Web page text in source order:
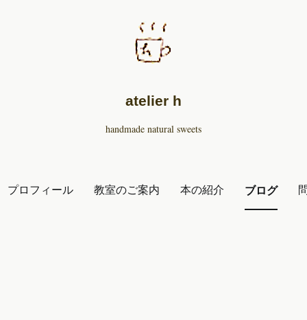
atelier h
handmade natural sweets
プロフィール 教室のご案内 本の紹介 ブログ